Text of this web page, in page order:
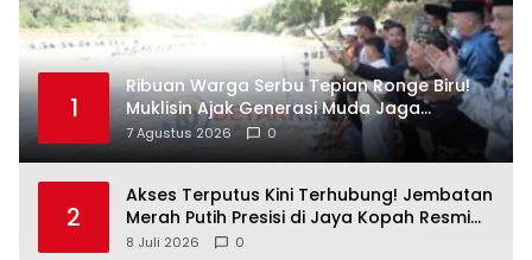
1
Ribuan Warga Serbu Tepian Ronge Biru!
Muklisin Ajak Generasi Muda Jaga
Warisan Budaya
7 Agustus 2026 0
2
Akses Terputus Kini Terhubung! Jembatan
Merah Putih Presisi di Jaya Kopah Resmi
Berdiri — Polri Buktikan Pembangunan Tak
8 Juli 2026 0